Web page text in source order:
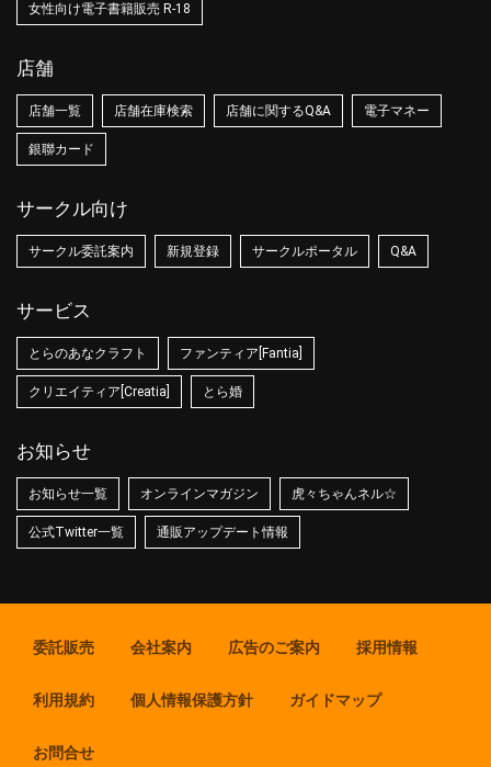
女性向け電子書籍販売 R-18
店舗
店舗一覧 店舗在庫検索 店舗に関するQ&A 電子マネー
銀聯カード
サークル向け
サークル委託案内 新規登録 サークルポータル Q&A
サービス
とらのあなクラフト ファンティア[Fantia]
クリエイティア[Creatia] とら婚
お知らせ
お知らせ一覧 オンラインマガジン 虎々ちゃんネル☆
公式Twitter一覧 通販アップデート情報
委託販売 会社案内 広告のご案内 採用情報
利用規約 個人情報保護方針 ガイドマップ
お問合せ